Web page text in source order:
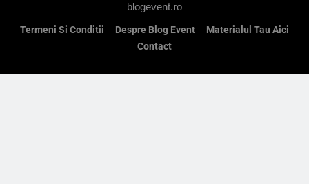
blogevent.ro
Termeni Si Conditii
Despre Blog Event
Materialul Tau Aici
Contact